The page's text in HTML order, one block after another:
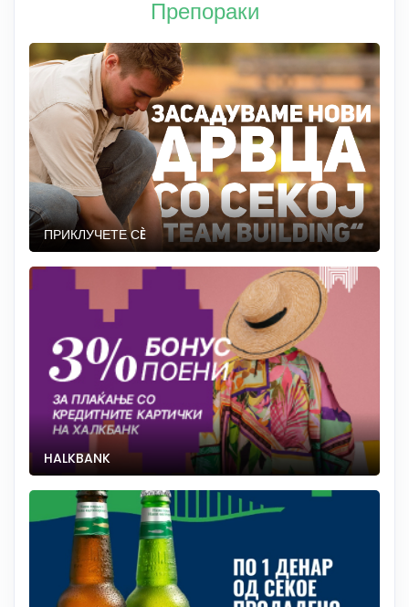
Препораки
ПРИКЛУЧЕТЕ СÈ
HALKBANK